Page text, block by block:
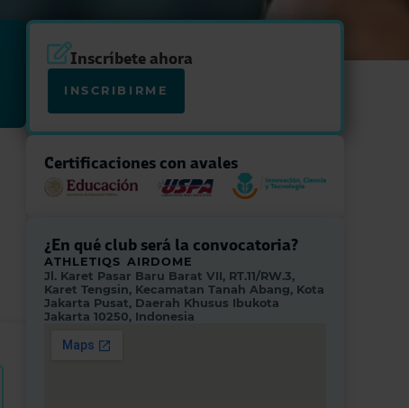
Inscríbete ahora
INSCRIBIRME
Certificaciones con avales
¿En qué club será la convocatoria?
ATHLETIQS AIRDOME
Jl. Karet Pasar Baru Barat VII, RT.11/RW.3,
Karet Tengsin, Kecamatan Tanah Abang, Kota
Jakarta Pusat, Daerah Khusus Ibukota
Jakarta 10250, Indonesia